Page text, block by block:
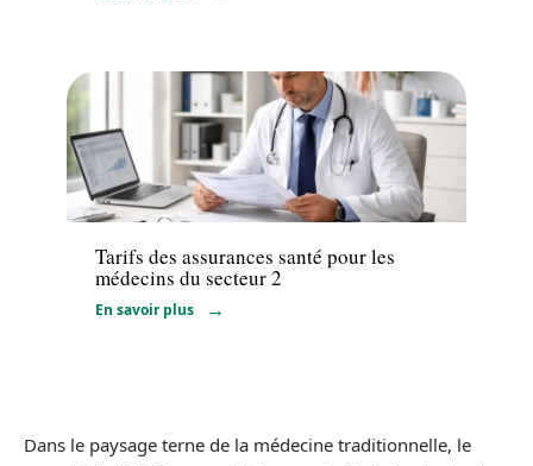
Santé
Tarifs des assurances santé pour les
médecins du secteur 2
En savoir plus
Dans le paysage terne de la médecine traditionnelle, le